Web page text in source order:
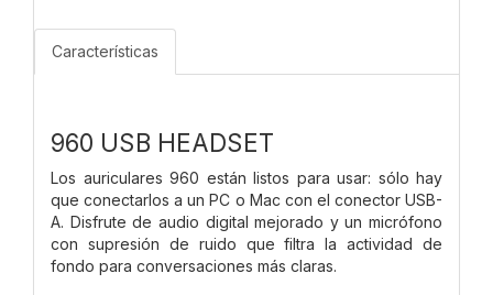
Características
960 USB HEADSET
Los auriculares 960 están listos para usar: sólo hay
que conectarlos a un PC o Mac con el conector USB-
A. Disfrute de audio digital mejorado y un micrófono
con supresión de ruido que filtra la actividad de
fondo para conversaciones más claras.